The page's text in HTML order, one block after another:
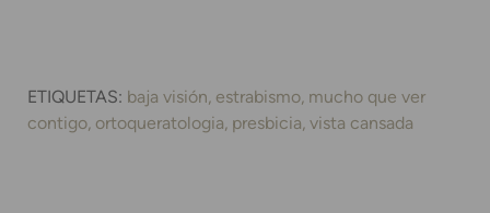
ETIQUETAS: baja visión estrabismo mucho que ver
contigo ortoqueratologia presbicia vista cansada